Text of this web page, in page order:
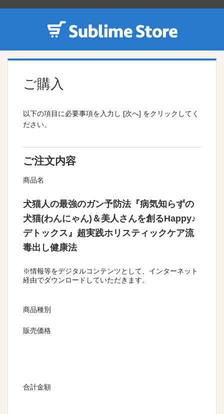
ご購入
以下の項目に必要事項を入力し [次へ] をクリックしてく
ださい。
ご注文内容
商品名
犬猫人の最強のガン予防法『病気知らずの
犬猫(わんにゃん)＆美人さんを創るHappy♪
デトックス』超実践ホリスティックケア流
毒出し健康法
※情報等をデジタルコンテンツとして、インターネット
経由でダウンロードしていただきます。
商品種別
販売価格
合計金額